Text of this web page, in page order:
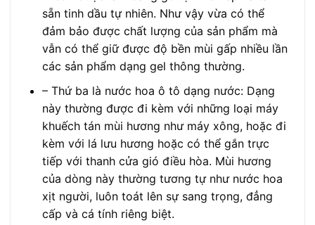
sẵn tinh dầu tự nhiên. Như vậy vừa có thể
đảm bảo được chất lượng của sản phẩm mà
vẫn có thể giữ được độ bền mùi gấp nhiều lần
các sản phẩm dạng gel thông thường.
– Thứ ba là nước hoa ô tô dạng nước: Dạng
này thường được đi kèm với những loại máy
khuếch tán mùi hương như máy xông, hoặc đi
kèm với lá lưu hương hoặc có thể gắn trực
tiếp với thanh cửa gió điều hòa. Mùi hương
của dòng này thường tương tự như nước hoa
xịt người, luôn toát lên sự sang trọng, đẳng
cấp và cá tính riêng biệt.